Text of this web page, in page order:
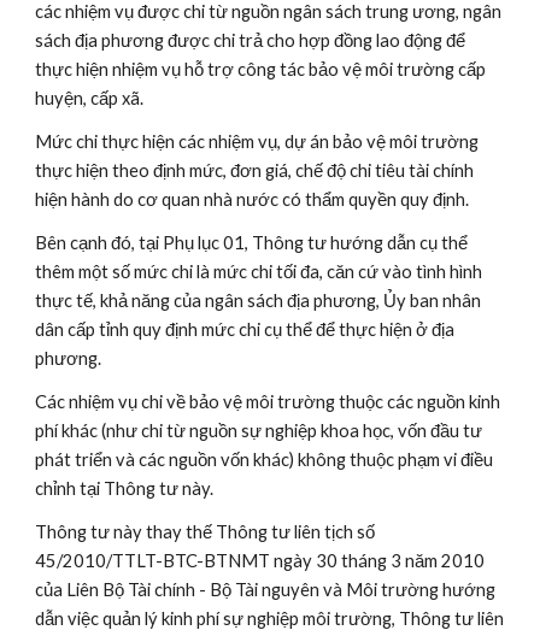
các nhiệm vụ được chi từ nguồn ngân sách trung ương, ngân
sách địa phương được chi trả cho hợp đồng lao động để
thực hiện nhiệm vụ hỗ trợ công tác bảo vệ môi trường cấp
huyện, cấp xã.
Mức chi thực hiện các nhiệm vụ, dự án bảo vệ môi trường
thực hiện theo định mức, đơn giá, chế độ chi tiêu tài chính
hiện hành do cơ quan nhà nước có thẩm quyền quy định.
Bên cạnh đó, tại Phụ lục 01, Thông tư hướng dẫn cụ thể
thêm một số mức chi là mức chi tối đa, căn cứ vào tình hình
thực tế, khả năng của ngân sách địa phương, Ủy ban nhân
dân cấp tỉnh quy định mức chi cụ thể để thực hiện ở địa
phương.
Các nhiệm vụ chi về bảo vệ môi trường thuộc các nguồn kinh
phí khác (như chi từ nguồn sự nghiệp khoa học, vốn đầu tư
phát triển và các nguồn vốn khác) không thuộc phạm vi điều
chỉnh tại Thông tư này.
Thông tư này thay thế Thông tư liên tịch số
45/2010/TTLT-BTC-BTNMT ngày 30 tháng 3 năm 2010
của Liên Bộ Tài chính - Bộ Tài nguyên và Môi trường hướng
dẫn việc quản lý kinh phí sự nghiệp môi trường, Thông tư liên